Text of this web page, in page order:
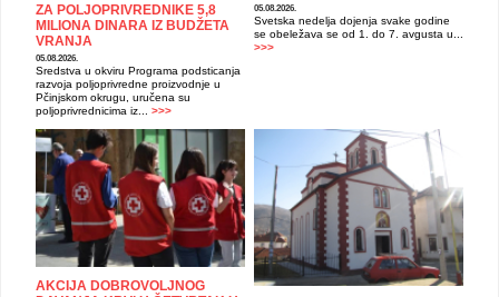
ZA POLJOPRIVREDNIKE 5,8
MILIONA DINARA IZ BUDŽETA
VRANJA
05.08.2026.
Sredstva u okviru Programa podsticanja
razvoja poljoprivredne proizvodnje u
Pčinjskom okrugu, uručena su
poljoprivrednicima iz... >>>
05.08.2026.
Svetska nedelja dojenja svake godine
se obeležava se od 1. do 7. avgusta u...
>>>
AKCIJA DOBROVOLJNOG